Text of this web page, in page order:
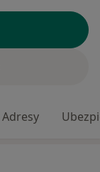
Adresy